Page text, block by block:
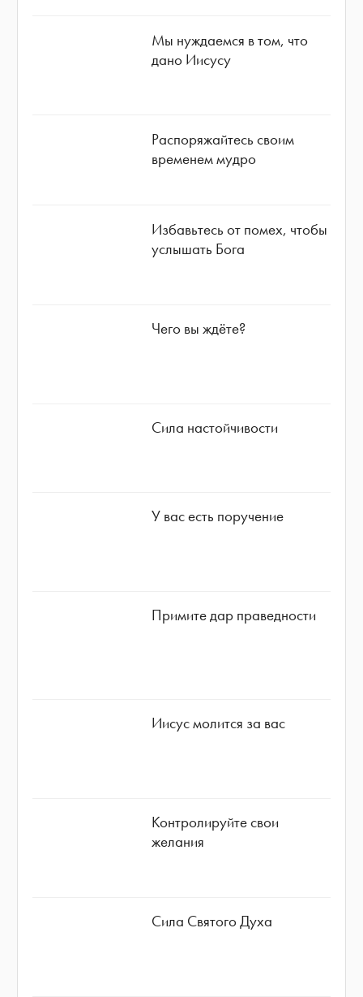
Мы нуждаемся в том, что
дано Иисусу
Распоряжайтесь своим
временем мудро
Избавьтесь от помех, чтобы
услышать Бога
Чего вы ждёте?
Сила настойчивости
У вас есть поручение
Примите дар праведности
Иисус молится за вас
Контролируйте свои
желания
Сила Святого Духа